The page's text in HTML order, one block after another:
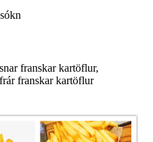
franskar kartöflur,
franskar kartöflur